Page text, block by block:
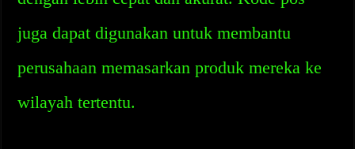
juga dapat digunakan untuk membantu
perusahaan memasarkan produk mereka ke
wilayah tertentu.